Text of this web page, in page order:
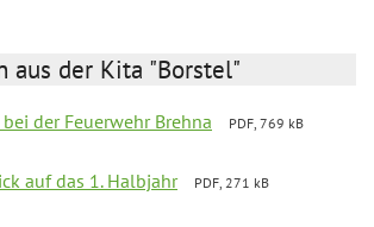
aus der Kita "Borstel"
der Feuerwehr Brehna
PDF, 769 kB
auf das 1. Halbjahr
PDF, 271 kB